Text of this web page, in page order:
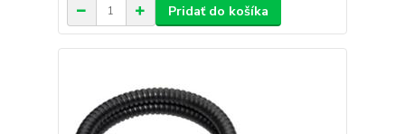
Pridať do košíka